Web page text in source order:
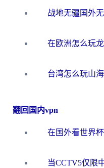
翻回国内vpn